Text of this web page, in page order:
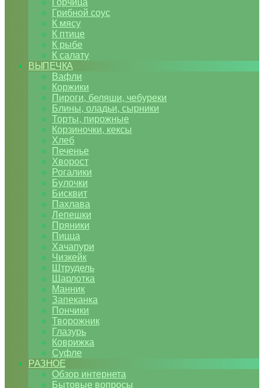
Горчица
Грибной соус
К мясу
К птице
К рыбе
К салату
ВЫПЕЧКА
Вафли
Коржики
Пироги, беляши, чебуреки
Блины, оладьи, сырники
Торты, пирожные
Корзиночки, кексы
Хлеб
Печенье
Хворост
Рогалики
Булочки
Бисквит
Пахлава
Лепешки
Пряники
Пицца
Хачапури
Чизкейк
Штрудель
Шарлотка
Манник
Запеканка
Пончики
Творожник
Глазурь
Коврижка
Суфле
РАЗНОЕ
Обзор интернета
Бытовые вопросы